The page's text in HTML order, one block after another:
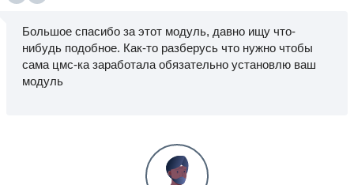
Большое спасибо за этот модуль, давно ищу что-
нибудь подобное. Как-то разберусь что нужно чтобы
сама цмс-ка заработала обязательно установлю ваш
модуль